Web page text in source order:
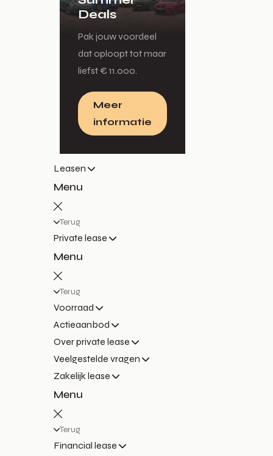
Deals
Pak jouw voordeel
dat oploopt tot maar
liefst € 11.000.
Meer
informatie
Leasen
Menu
Terug
Private lease
Menu
Terug
Voorraad
Actieaanbod
Over private lease
Veelgestelde vragen
Zakelijk lease
Menu
Terug
Financial lease